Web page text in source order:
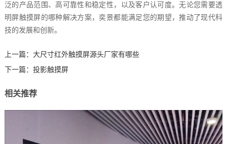
泛的产品范围、高可靠性和稳定性，以及客户认可度。无论您需要透
明屏触摸屏的哪种解决方案，奕景都能满足您的期望，推动了现代科
技的发展和创新。‍
上一篇： 大尺寸红外触摸屏源头厂家有哪些
下一篇： 投影触摸屏
相关推荐